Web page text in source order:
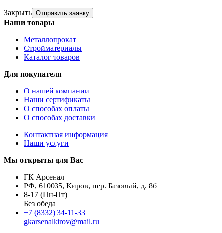
Закрыть Отправить заявку
Наши товары
Металлопрокат
Стройматериалы
Каталог товаров
Для покупателя
О нашей компании
Наши сертификаты
О способах оплаты
О способах доставки
Контактная информация
Наши услуги
Мы открыты для Вас
ГК Арсенал
РФ, 610035, Киров, пер. Базовый, д. 8б
8-17 (Пн-Пт)
Без обеда
+7 (8332) 34-11-33
gkarsenalkirov@mail.ru